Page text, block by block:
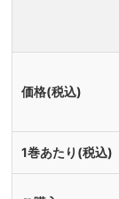
価格(税込)
1巻あたり(税込)